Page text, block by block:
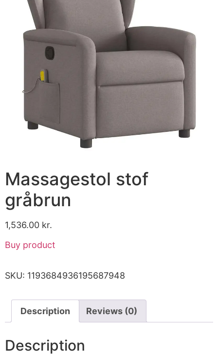
Massagestol stof
gråbrun
1,536.00 kr.
Buy product
SKU: 1193684936195687948
Description Reviews (0)
Description